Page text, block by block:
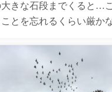
大きな石段までくると…
とを忘れるくらい厳か